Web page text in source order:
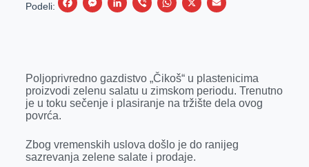
Podeli:
F
b
o
M
e
n
e
r
L
e
d
n
V
r
W
s
A
p
X
E
l
Poljoprivredno gazdistvo „Čikoš“ u plastenicima
proizvodi zelenu salatu u zimskom periodu. Trenutno
je u toku sečenje i plasiranje na tržište dela ovog
povrća.
Zbog vremenskih uslova došlo je do ranijeg
sazrevanja zelene salate i prodaje.